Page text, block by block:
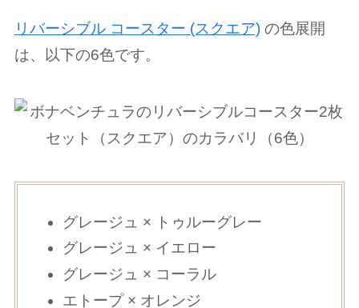
リバーシブル コースター (スクエア)の色展開
は、以下の6色です。
グレージュ × トゥルーグレー
グレージュ × イエロー
グレージュ × コーラル
エトープ × オレンジ